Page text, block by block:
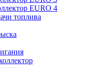
EURO 4
топлива